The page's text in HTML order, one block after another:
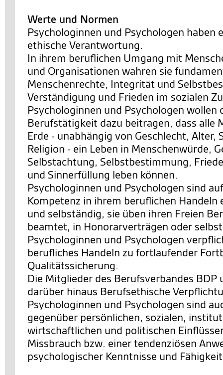
Werte und Normen
Psychologinnen und Psychologen haben
ethische Verantwortung.
In ihrem beruflichen Umgang mit
und Organisationen wahren sie
Menschenrechte, Integrität und
Verständigung und Frieden im sozialen
Psychologinnen und Psychologen wollen
Berufstätigkeit dazu beitragen, dass alle
Erde - unabhängig von Geschlecht, Alter,
Religion - ein Leben in Menschenwürde,
Selbstachtung, Selbstbestimmung,
und Sinnerfüllung leben können.
Psychologinnen und Psychologen sind
Kompetenz in ihrem beruflichen
und selbständig, sie üben ihren Freien
beamtet, in Honorarverträgen oder
Psychologinnen und Psychologen
berufliches Handeln zu fortlaufender
Qualitätssicherung.
Die Mitglieder des Berufsverbandes BDP
darüber hinaus Berufsethische
Psychologinnen und Psychologen sind
gegenüber persönlichen, sozialen,
wirtschaftlichen und politischen
Missbrauch bzw. einer tendenziösen
psychologischer Kenntnisse und